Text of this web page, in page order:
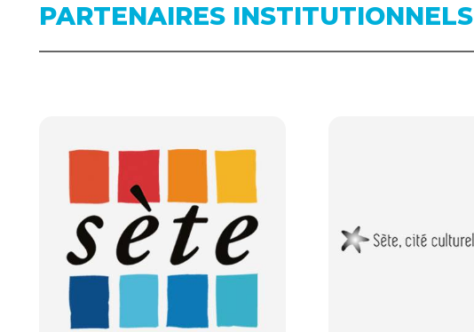
PARTENAIRES INSTITUTIONNELS